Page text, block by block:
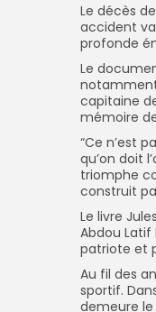
Le décès
accident
profonde
Le
notamment
capitaine
mémoire
“Ce n’est
qu’on doit
triomphe
construit
Le livre
Abdou Latif
patriote et
Au fil des
sportif.
demeure le